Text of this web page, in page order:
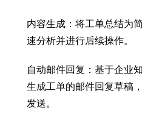
内容生成：将工单总结为
速分析并进行后续操作。
自动邮件回复：基于企业
生成工单的邮件回复草稿
发送。